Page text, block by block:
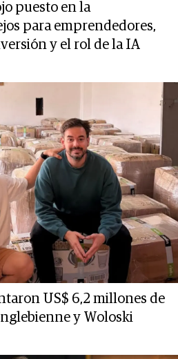
puesto en la
para emprendedores,
y el rol de la IA
US$ 6,2 millones de
y Woloski